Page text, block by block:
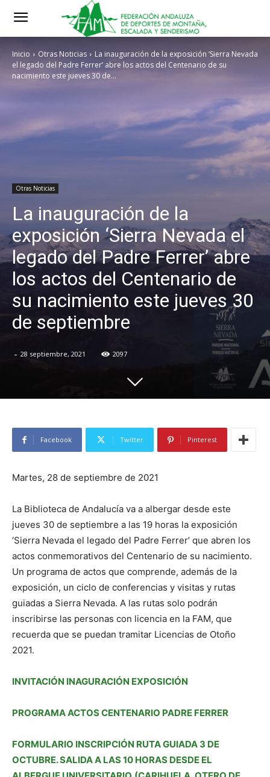
Inicio Otras Noticias
La inauguración de la exposición ‘Sierra Nevada
el legado del Padre Ferrer’ abre los actos del Centenario de su
nacimiento este jueves 30 de...
Otras Noticias
La inauguración de la
exposición ‘Sierra Nevada el
legado del Padre Ferrer’ abre
los actos del Centenario de
su nacimiento este jueves 30
de septiembre
- 28 septiembre, 2021 2097
Facebook Twitter Pinterest
Martes, 28 de septiembre de 2021
La Biblioteca de Andalucía va a albergar desde este
jueves 30 de septiembre a las 19 horas la exposición
‘Sierra Nevada el legado del Padre Ferrer’ que abren los
actos conmemorativos del Centenario de su nacimiento.
Un programa de actos que comprende, además de la
exposición, un ciclo de conferencias y visitas y rutas
guiadas a Sierra Nevada. A las rutas solo podrán
inscribirse las personas con licencia en la FAM, que
recuerda que se puedan tramitar Licencias de Otoño
2021.
INVITACIÓN INAGURACIÓN EXPOSICIÓN
PROGRAMA ACTOS CENTENARIO PADRE FERRER
FORMULARIO INSCRIPCIÓN RUTA GUIADA 3 DE
OCTUBRE.SALIDA A LAS 10 HORAS DESDE EL